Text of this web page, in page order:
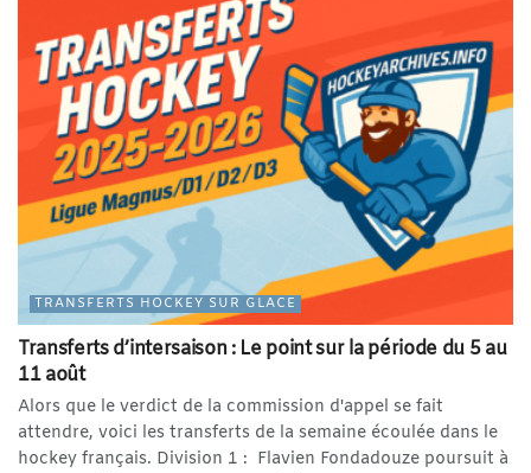
TRANSFERTS HOCKEY SUR GLACE
Transferts d’intersaison : Le point sur la période du 5 au
11 août
Alors que le verdict de la commission d'appel se fait
attendre, voici les transferts de la semaine écoulée dans le
hockey français. Division 1 : Flavien Fondadouze poursuit à